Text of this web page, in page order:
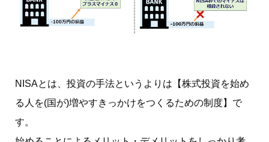
NISAとは、投資の手法というよりは【株式投資を始め
る人を(国が)増やすきっかけをつくるための制度】で
す。